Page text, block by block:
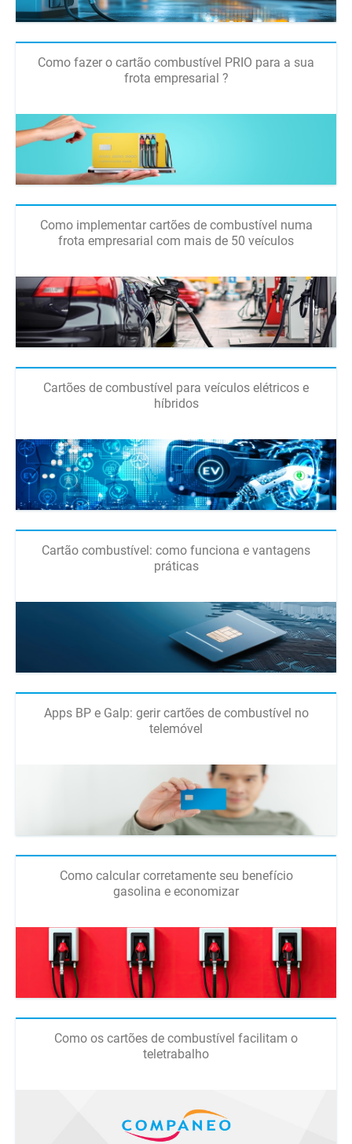
Como fazer o cartão combustível PRIO para a sua
frota empresarial ?
Como implementar cartões de combustível numa
frota empresarial com mais de 50 veículos
Cartões de combustível para veículos elétricos e
híbridos
Cartão combustível: como funciona e vantagens
práticas
Apps BP e Galp: gerir cartões de combustível no
telemóvel
Como calcular corretamente seu benefício
gasolina e economizar
Como os cartões de combustível facilitam o
teletrabalho